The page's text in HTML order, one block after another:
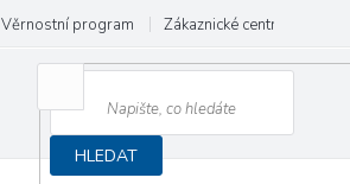
Věrnostní program Zákaznické centrum
HLEDAT